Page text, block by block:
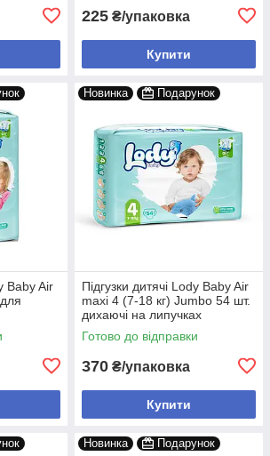
225 ₴/упаковка
Купити
Baby Air
Новинка Подарунок
Підгузки дитячі Lody Baby Air
maxi 4 (7-18 кг) Jumbo 54 шт.
дихаючі на липучках
Готово до відправки
370 ₴/упаковка
Купити
Новинка Подарунок